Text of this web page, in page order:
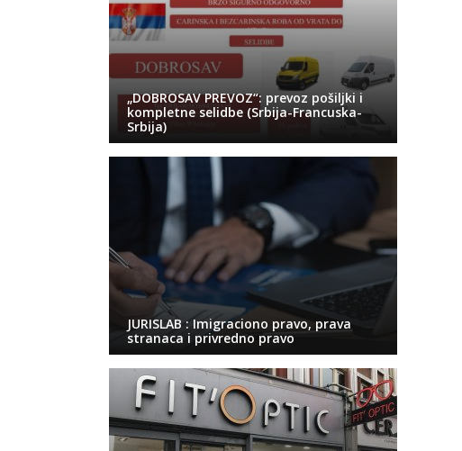
„DOBROSAV PREVOZ“: prevoz pošiljki i
kompletne selidbe (Srbija-Francuska-
Srbija)
JURISLAB : Imigraciono pravo, prava
stranaca i privredno pravo